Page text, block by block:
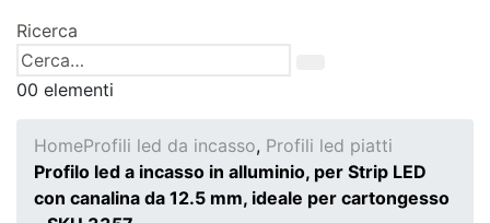
Ricerca
00 elementi
HomeProfili led da incasso, Profili led piatti
Profilo led a incasso in alluminio, per Strip LED
con canalina da 12.5 mm, ideale per cartongesso